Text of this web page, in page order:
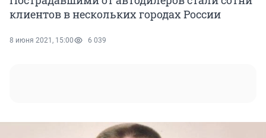
клиентов в нескольких городах России
8 июня 2021, 15:00 6 039